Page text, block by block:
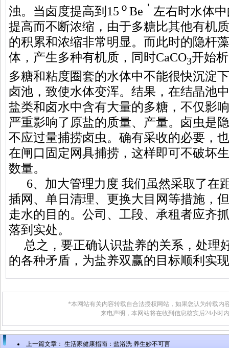
浊。当卤度提高到15 ｏBe ＇ 左右时水体
提高而不断浓缩，由于多糖比其他有机
的积累和浓缩非常明显。而此时的隐杆
体，产生多种有机质，同时CaCO3开始
多糖和粘度圈套的水体中不能很快沉淀
卤池，致使水体变浑。结果，在结晶池
盐类和卤水中含有大量的多糖，不仅影
严重影响了原盐的质量、产量。卤虫是
不应过量捕捞卤虫。确有采收的必要，
在闸口固定网具捕捞，这样即可不破坏
数量。
6、加大管理力度 我们虽然采取了在
插网、单日清理、更换大目网等措施，
走水的目的。公司、工段、承租者应齐
落到实处。
总之，要正确认识盐养的关系，处理
的各种矛盾，为盐养双赢的目标顺利实
*本网站有关内容转载自合法授权网站，如果您认为转载内
来电声明，本网站将在收到信息核实后24小时
上一篇文章： 生活家健康指南：盐浴洗 养生妙不可言